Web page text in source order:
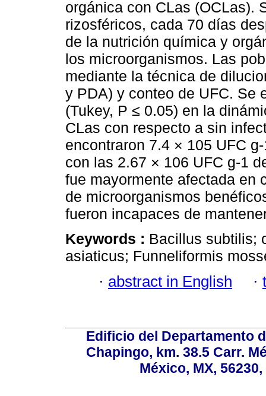
orgánica con CLas (OCLas).
rizosféricos, cada 70 días
de la nutrición química y
los microorganismos. Las
mediante la técnica de
y PDA) y conteo de UFC. Se
(Tukey, P ≤ 0.05) en la
CLas con respecto a sin
encontraron 7.4 × 105 UFC
con las 2.67 × 106 UFC g-1
fue mayormente afectada en
de microorganismos
fueron incapaces de
Keywords : Bacillus subtilis;
asiaticus; Funneliformis
· abstract in English ·
Edificio del Departamento
Chapingo, km. 38.5 Carr.
México, MX,